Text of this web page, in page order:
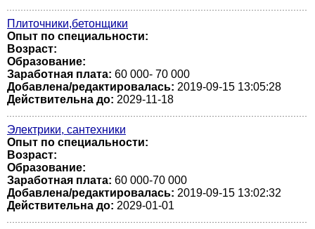
Плиточники,бетонщики
Опыт по специальности:
Возраст:
Образование:
Заработная плата: 60 000- 70 000
Добавлена/редактировалась: 2019-09-15 13:05:28
Действительна до: 2029-11-18
Электрики, сантехники
Опыт по специальности:
Возраст:
Образование:
Заработная плата: 60 000-70 000
Добавлена/редактировалась: 2019-09-15 13:02:32
Действительна до: 2029-01-01